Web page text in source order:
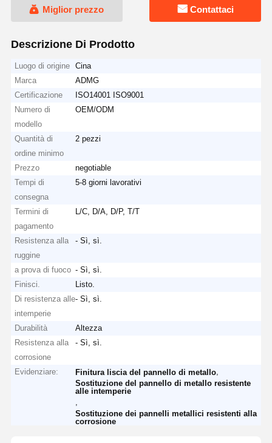
Miglior prezzo Contattaci
Descrizione Di Prodotto
Luogo di origine
Cina
Marca
ADMG
Certificazione
ISO14001 ISO9001
Numero di
modello
OEM/ODM
Quantità di
ordine minimo
2 pezzi
Prezzo
negotiable
Tempi di
consegna
5-8 giorni lavorativi
Termini di
pagamento
L/C, D/A, D/P, T/T
Resistenza alla
ruggine
- Sì, sì.
a prova di fuoco - Sì, sì.
Finisci.
Listo.
Di resistenza alle
intemperie
- Sì, sì.
Durabilità
Altezza
Resistenza alla
corrosione
- Sì, sì.
Evidenziare: Finitura liscia del pannello di metallo
Sostituzione del pannello di metallo resistente
alle intemperie
Sostituzione dei pannelli metallici resistenti alla
corrosione